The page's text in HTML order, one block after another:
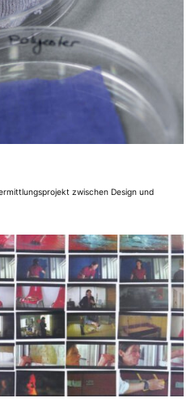
zwischen Design und